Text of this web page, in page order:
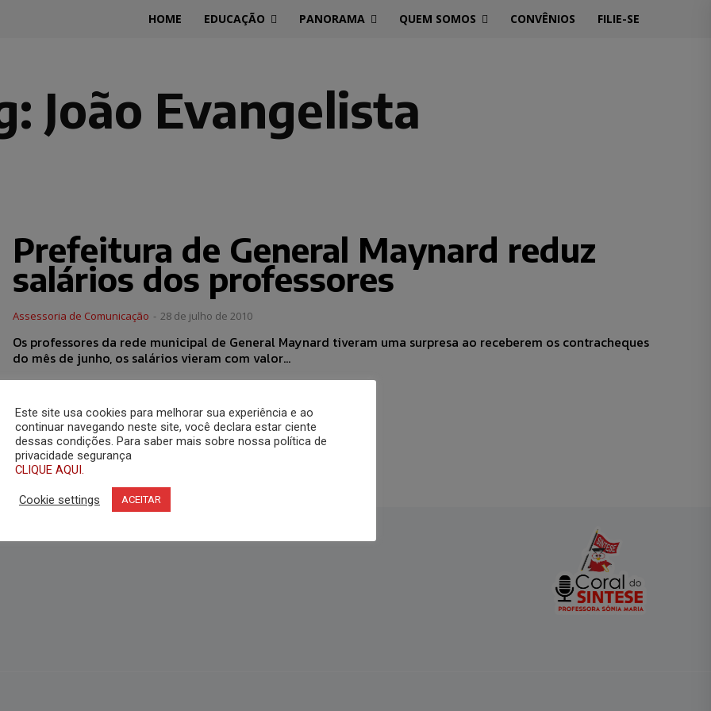
HOME EDUCAÇÃO PANORAMA QUEM SOMOS CONVÊNIOS FILIE-SE
João Evangelista
Prefeitura de General Maynard reduz
salários dos professores
Assessoria de Comunicação - 28 de julho de 2010
Os professores da rede municipal de General Maynard tiveram uma surpresa ao receberem os contracheques
do mês de junho, os salários vieram com valor...
Este site usa cookies para melhorar sua experiência e ao
continuar navegando neste site, você declara estar ciente
dessas condições. Para saber mais sobre nossa política de
privacidade segurança
CLIQUE AQUI.
Cookie settings ACEITAR